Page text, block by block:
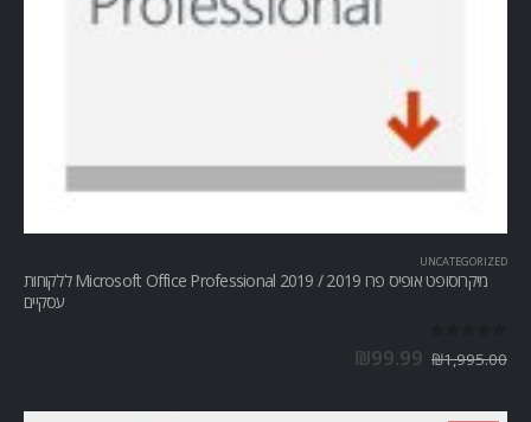
UNCATEGORIZED
מיקרוסופט אופיס פרו Microsoft Office Professional 2019 / 2019 ללקוחות
עסקיים
₪1,995.00
₪99.99